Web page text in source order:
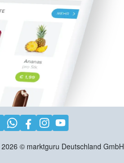
2026 © marktguru Deutschland GmbH